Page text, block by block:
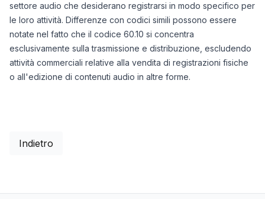
settore audio che desiderano registrarsi in modo specifico per
le loro attività. Differenze con codici simili possono essere
notate nel fatto che il codice 60.10 si concentra
esclusivamente sulla trasmissione e distribuzione, escludendo
attività commerciali relative alla vendita di registrazioni fisiche
o all'edizione di contenuti audio in altre forme.
Indietro